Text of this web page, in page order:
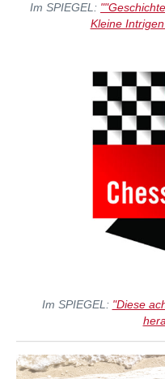
Im SPIEGEL:
Kleine
Im SPIEGEL: "Diese